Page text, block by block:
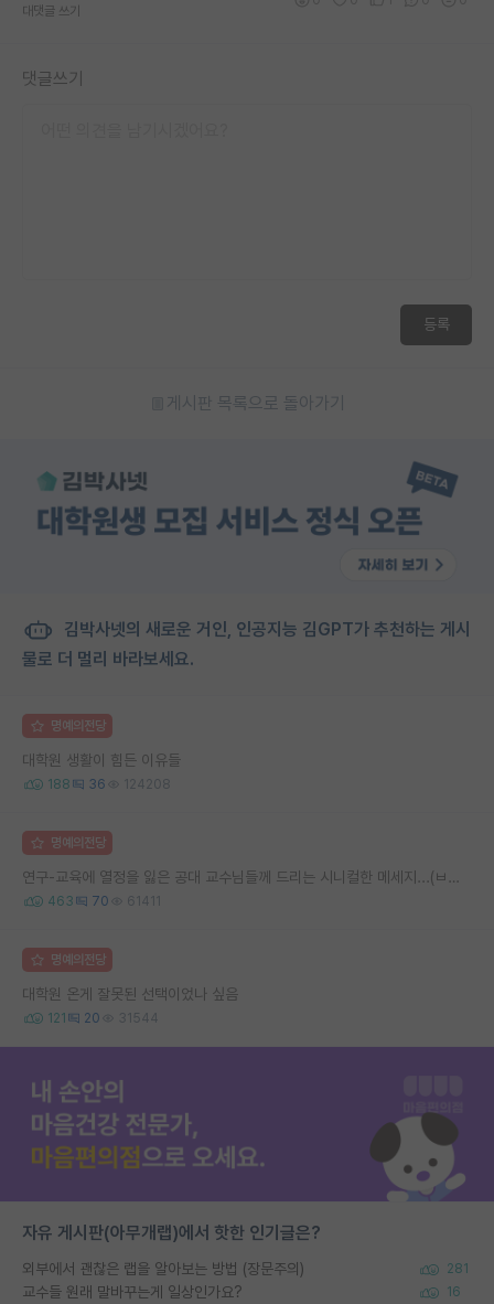
대댓글 쓰기
댓글쓰기
등록
게시판 목록으로 돌아가기
김박사넷의 새로운 거인, 인공지능 김GPT가 추천하는 게시
물로 더 멀리 바라보세요.
명예의전당
대학원 생활이 힘든 이유들
188 36 124208
명예의전당
연구-교육에 열정을 잃은 공대 교수님들께 드리는 시니컬한 메세지...(ㅂㄷㅂㄷ)
463 70 61411
명예의전당
대학원 온게 잘못된 선택이었나 싶음
121 20 31544
자유 게시판(아무개랩)에서 핫한 인기글은?
외부에서 괜찮은 랩을 알아보는 방법 (장문주의) 281
교수들 원래 말바꾸는게 일상인가요? 16